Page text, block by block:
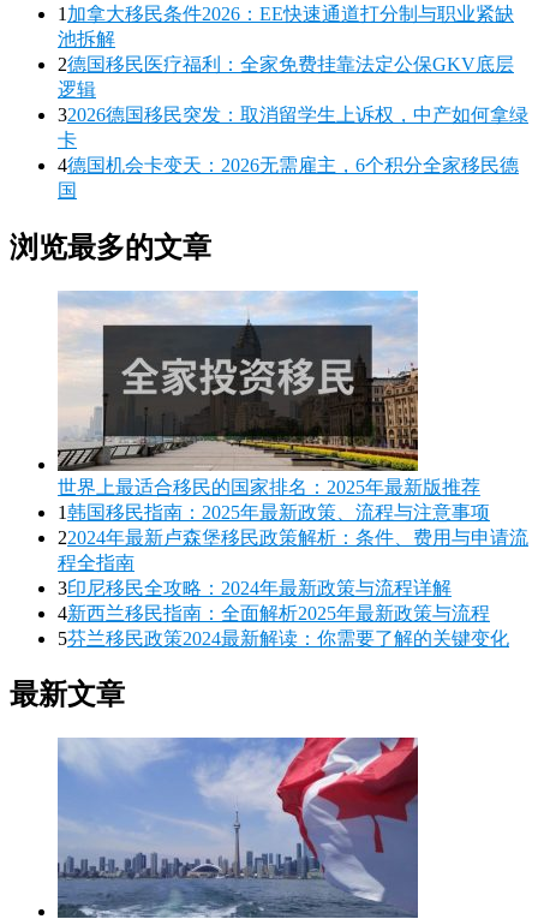
1 加拿大移民条件2026：EE快速通道打分制与职业紧缺
池拆解
2德国移民医疗福利：全家免费挂靠法定公保GKV底层
逻辑
32026德国移民突发：取消留学生上诉权，中产如何拿绿
卡
4德国机会卡变天：2026无需雇主，6个积分全家移民德
国
浏览最多的文章
世界上最适合移民的国家排名：2025年最新版推荐
1韩国移民指南：2025年最新政策、流程与注意事项
22024年最新卢森堡移民政策解析：条件、费用与申请流
程全指南
3印尼移民全攻略：2024年最新政策与流程详解
4新西兰移民指南：全面解析2025年最新政策与流程
5芬兰移民政策2024最新解读：你需要了解的关键变化
最新文章